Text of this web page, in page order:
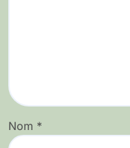
Nom *